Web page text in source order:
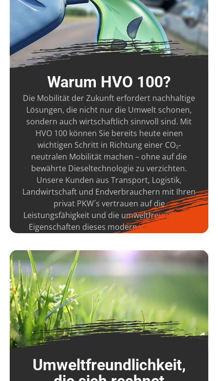
Warum HVO 100?
Die Mobilität der Zukunft erfordert nachhaltige
Lösungen, die nicht nur die Umwelt schonen,
sondern auch wirtschaftlich sinnvoll sind. Mit
HVO 100 können Sie bereits heute einen
wichtigen Schritt in Richtung einer CO₂-
neutralen Mobilität machen – ohne auf die
bewährte Dieseltechnologie zu verzichten.
Unsere Kunden aus Transport, Logistik,
Landwirtschaft und Endverbrauchern mit Ihren
privat PKW´s vertrauen auf die
Leistungsfähigkeit und die umweltfreundlichen
Eigenschaften dieses modernen Kraftstoffs.
Umweltfreundlichkeit,